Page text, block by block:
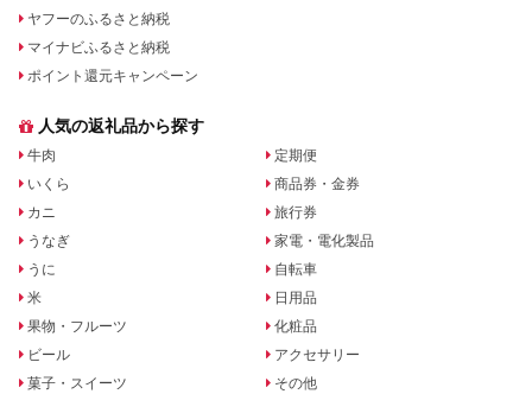
ヤフーのふるさと納税
マイナビふるさと納税
ポイント還元キャンペーン
人気の返礼品から探す
牛肉
いくら
カニ
うなぎ
うに
米
果物・フルーツ
ビール
菓子・スイーツ
定期便
商品券・金券
旅行券
家電・電化製品
自転車
日用品
化粧品
アクセサリー
その他